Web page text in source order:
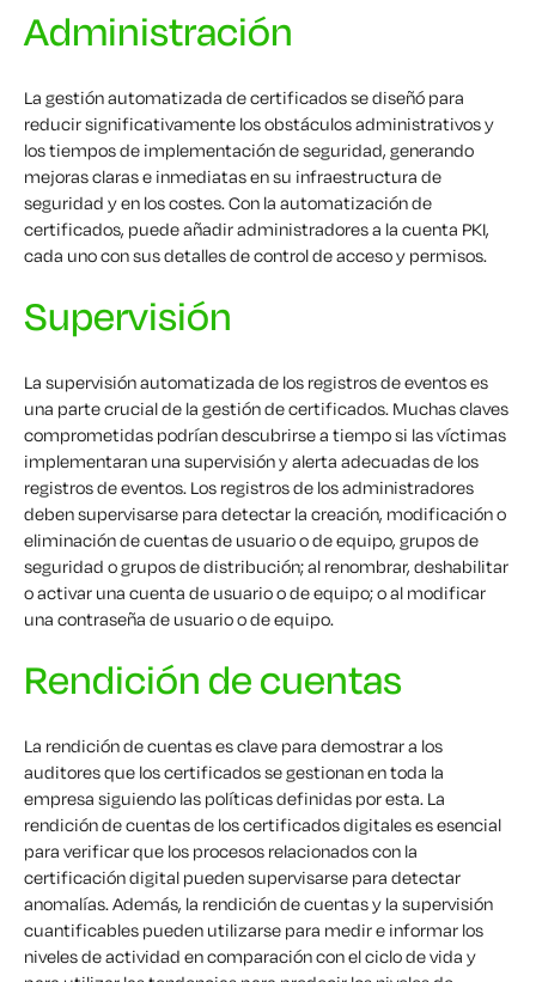
Administración
La gestión automatizada de certificados se diseñó para
reducir significativamente los obstáculos administrativos y
los tiempos de implementación de seguridad, generando
mejoras claras e inmediatas en su infraestructura de
seguridad y en los costes. Con la automatización de
certificados, puede añadir administradores a la cuenta PKI,
cada uno con sus detalles de control de acceso y permisos.
Supervisión
La supervisión automatizada de los registros de eventos es
una parte crucial de la gestión de certificados. Muchas claves
comprometidas podrían descubrirse a tiempo si las víctimas
implementaran una supervisión y alerta adecuadas de los
registros de eventos. Los registros de los administradores
deben supervisarse para detectar la creación, modificación o
eliminación de cuentas de usuario o de equipo, grupos de
seguridad o grupos de distribución; al renombrar, deshabilitar
o activar una cuenta de usuario o de equipo; o al modificar
una contraseña de usuario o de equipo.
Rendición de cuentas
La rendición de cuentas es clave para demostrar a los
auditores que los certificados se gestionan en toda la
empresa siguiendo las políticas definidas por esta. La
rendición de cuentas de los certificados digitales es esencial
para verificar que los procesos relacionados con la
certificación digital pueden supervisarse para detectar
anomalías. Además, la rendición de cuentas y la supervisión
cuantificables pueden utilizarse para medir e informar los
niveles de actividad en comparación con el ciclo de vida y